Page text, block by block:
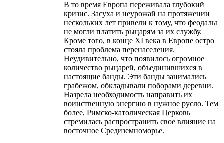
В то время Европа переживала глубокий
кризис. Засуха и неурожай на протяжении
нескольких лет привели к тому, что феодалы
не могли платить рыцарям за их службу.
Кроме того, в конце XI века в Европе остро
стояла проблема перенаселения.
Неудивительно, что появилось огромное
количество рыцарей, объединившихся в
настоящие банды. Эти банды занимались
грабежом, обкладывали поборами деревни.
Назрела необходимость направить их
воинственную энергию в нужное русло. Тем
более, Римско-католическая Церковь
стремилась распространить свое влияние на
восточное Средиземноморье.